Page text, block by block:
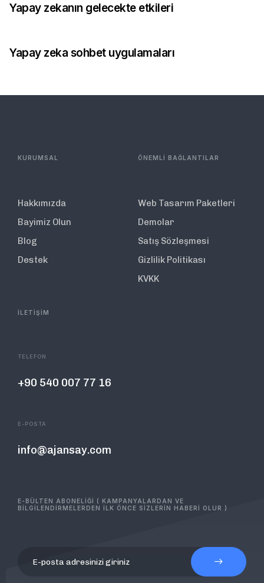
Yapay zekanın gelecekte etkileri
Yapay zeka sohbet uygulamaları
KURUMSAL
Hakkımızda
Bayimiz Olun
Blog
Destek
ÖNEMLİ BAĞLANTILAR
Web Tasarım Paketleri
Demolar
Satış Sözleşmesi
Gizlilik Politikası
KVKK
İLETİŞİM
TELEFON
+90 540 007 77 16
E-POSTA
info@ajansay.com
E-BÜLTEN ABONELİĞİ ( KAMPANYALARDAN VE
BİLGİLENDİRMELERDEN İLK ÖNCE SİZLERİN HABERİ OLUR )